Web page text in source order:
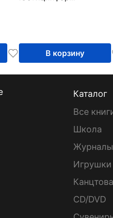
Часть 2
В корзину
Каталог
Все
Школа
Журналы
Игрушки
CD/DVD